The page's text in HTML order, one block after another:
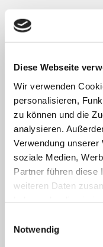
Diese Webseite
Wir verwenden
personalisieren,
zu können und die
analysieren.
Verwendung
soziale Medien,
Partner führen diese
weiteren Daten
Cookies, wenn Sie
Notwendig